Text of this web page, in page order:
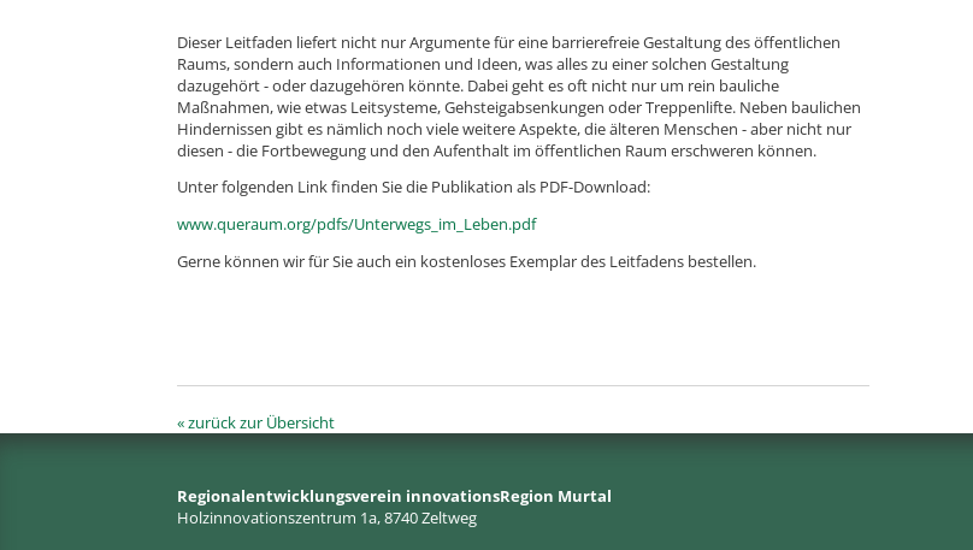
Dieser Leitfaden liefert nicht nur Argumente für eine barrierefreie Gestaltung des öffentlichen
Raums, sondern auch Informationen und Ideen, was alles zu einer solchen Gestaltung
dazugehört - oder dazugehören könnte. Dabei geht es oft nicht nur um rein bauliche
Maßnahmen, wie etwas Leitsysteme, Gehsteigabsenkungen oder Treppenlifte. Neben baulichen
Hindernissen gibt es nämlich noch viele weitere Aspekte, die älteren Menschen - aber nicht nur
diesen - die Fortbewegung und den Aufenthalt im öffentlichen Raum erschweren können.
Unter folgenden Link finden Sie die Publikation als PDF-Download:
www.queraum.org/pdfs/Unterwegs_im_Leben.pdf
Gerne können wir für Sie auch ein kostenloses Exemplar des Leitfadens bestellen.
« zurück zur Übersicht
Regionalentwicklungsverein innovationsRegion Murtal
Holzinnovationszentrum 1a, 8740 Zeltweg